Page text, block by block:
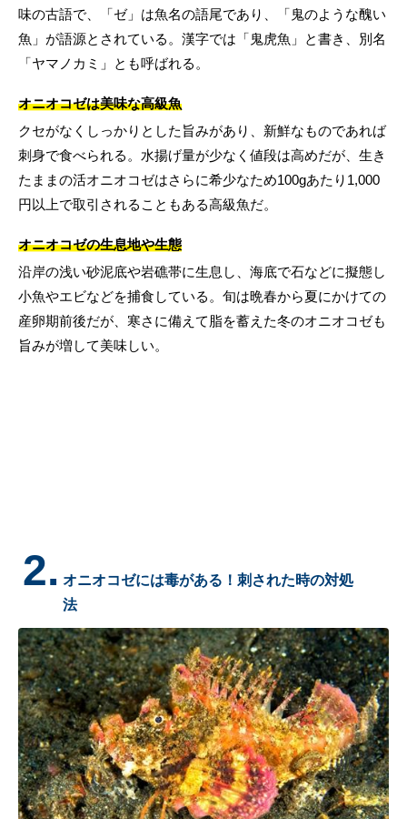
味の古語で、「ゼ」は魚名の語尾であり、「鬼のような醜い
魚」が語源とされている。漢字では「鬼虎魚」と書き、別名
「ヤマノカミ」とも呼ばれる。
オニオコゼは美味な高級魚
クセがなくしっかりとした旨みがあり、新鮮なものであれば
刺身で食べられる。水揚げ量が少なく値段は高めだが、生き
たままの活オニオコゼはさらに希少なため100gあたり1,000
円以上で取引されることもある高級魚だ。
オニオコゼの生息地や生態
沿岸の浅い砂泥底や岩礁帯に生息し、海底で石などに擬態し
小魚やエビなどを捕食している。旬は晩春から夏にかけての
産卵期前後だが、寒さに備えて脂を蓄えた冬のオニオコゼも
旨みが増して美味しい。
2. オニオコゼには毒がある！刺された時の対処
法